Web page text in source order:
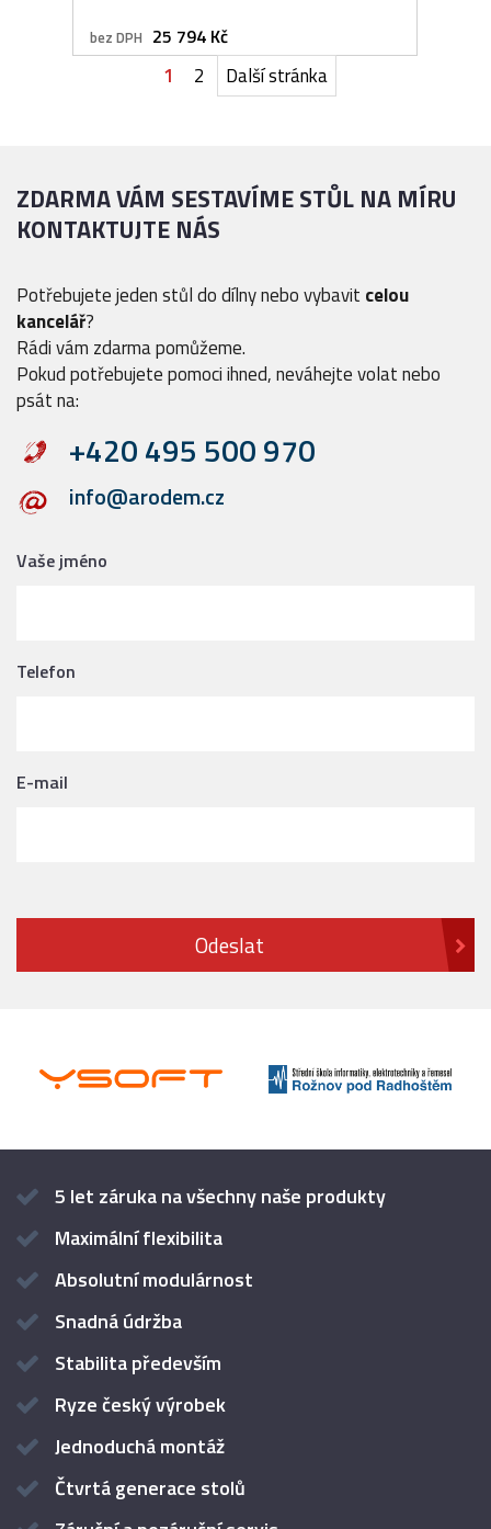
bez DPH 25 794 Kč
1 2 Další stránka
ZDARMA VÁM SESTAVÍME STŮL NA MÍRU
KONTAKTUJTE NÁS
Potřebujete jeden stůl do dílny nebo vybavit celou
kancelář?
Rádi vám zdarma pomůžeme.
Pokud potřebujete pomoci ihned, neváhejte volat nebo
psát na:
+420 495 500 970
info@arodem.cz
Vaše jméno
Telefon
E-mail
5 let záruka na všechny naše produkty
Maximální flexibilita
Absolutní modulárnost
Snadná údržba
Stabilita především
Ryze český výrobek
Jednoduchá montáž
Čtvrtá generace stolů